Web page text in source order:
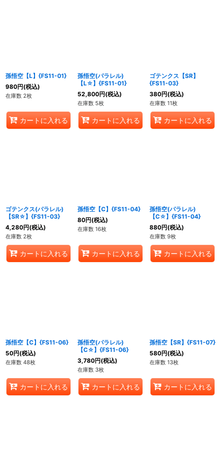
孫悟空【L】{FS11-01}
980円(税込)
在庫数 2枚
カートに入れる
孫悟空(パラレル)
【L☆】{FS11-01}
52,800円(税込)
在庫数 5枚
カートに入れる
ゴテンクス【SR】
{FS11-03}
380円(税込)
在庫数 11枚
カートに入れる
ゴテンクス(パラレル)
【SR☆】{FS11-03}
4,280円(税込)
在庫数 2枚
カートに入れる
孫悟空【C】{FS11-04}
80円(税込)
在庫数 16枚
カートに入れる
孫悟空(パラレル)
【C☆】{FS11-04}
880円(税込)
在庫数 9枚
カートに入れる
孫悟空【C】{FS11-06}
50円(税込)
在庫数 48枚
カートに入れる
孫悟空(パラレル)
【C☆】{FS11-06}
3,780円(税込)
在庫数 3枚
カートに入れる
孫悟空【SR】{FS11-07}
580円(税込)
在庫数 13枚
カートに入れる